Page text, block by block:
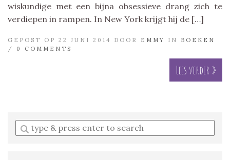
wiskundige met een bijna obsessieve drang zich te
verdiepen in rampen. In New York krijgt hij de […]
GEPOST OP 22 JUNI 2014 DOOR EMMY IN BOEKEN
/ 0 COMMENTS
Lees verder »
Enter
a